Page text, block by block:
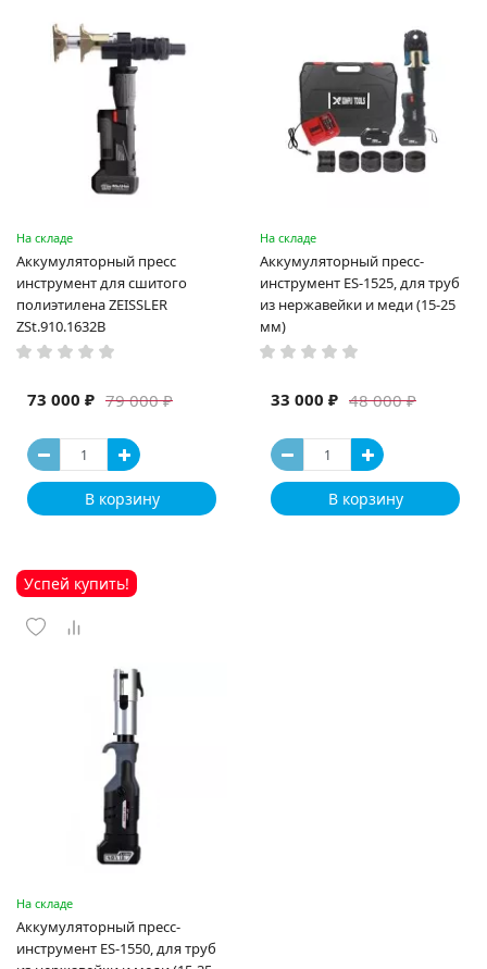
На складе
Аккумуляторный пресс
инструмент для сшитого
полиэтилена ZEISSLER
ZSt.910.1632B
79 000 ₽
73 000 ₽
В корзину
На складе
Аккумуляторный пресс-
инструмент ES-1525, для труб
из нержавейки и меди (15-25
мм)
48 000 ₽
33 000 ₽
В корзину
Успей купить!
На складе
Аккумуляторный пресс-
инструмент ES-1550, для труб